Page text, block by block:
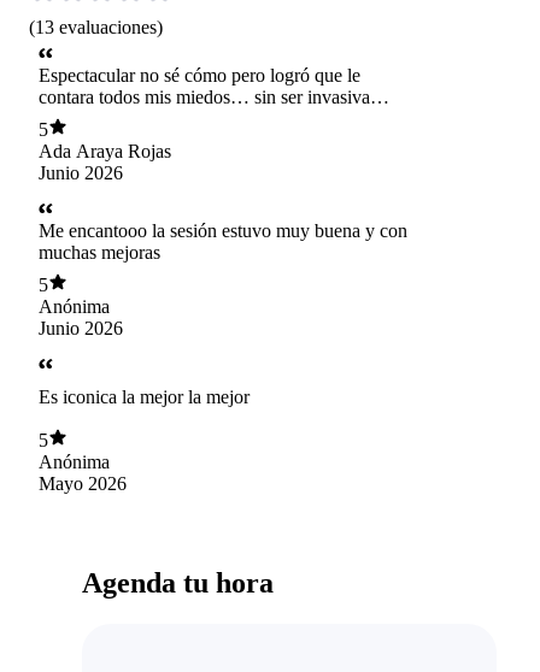
(13 evaluaciones)
Espectacular no sé cómo pero logró que le
contara todos mis miedos… sin ser invasiva…es
la mejor!!!
5
Ada Araya Rojas
Junio 2026
Me encantooo la sesión estuvo muy buena y con
muchas mejoras
5
Anónima
Junio 2026
Es iconica la mejor la mejor
5
Anónima
Mayo 2026
Agenda tu hora